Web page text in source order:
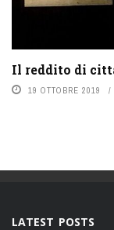
Il reddito di
19 OTTOBRE 2019
LATEST POSTS